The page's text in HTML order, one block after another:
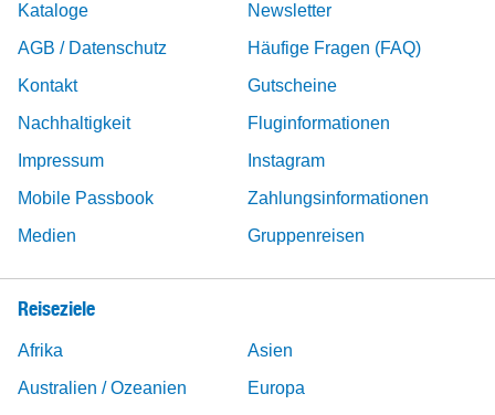
Kataloge
Newsletter
AGB / Datenschutz
Häufige Fragen (FAQ)
Kontakt
Gutscheine
Nachhaltigkeit
Fluginformationen
Impressum
Instagram
Mobile Passbook
Zahlungsinformationen
Medien
Gruppenreisen
Reiseziele
Afrika
Asien
Australien / Ozeanien
Europa